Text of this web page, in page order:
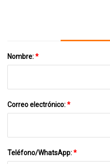
Nombre:*
Correo electrónico:*
Teléfono/WhatsApp:*